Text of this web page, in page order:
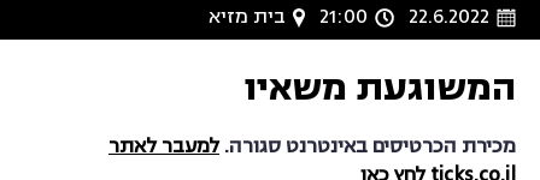
22.6.2022
21:00 בית מזיא
המשוגעת משאיו
מכירת הכרטיסים באינטרנט סגורה.למעבר לאתר